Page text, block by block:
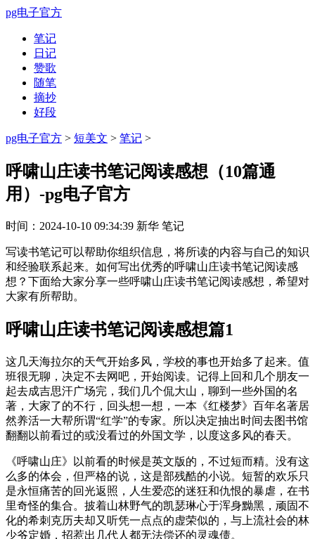
pg电子官方
笔记
日记
赞歌
随笔
摘抄
好段
pg电子官方 > 短美文 > 笔记 >
呼啸山庄读书笔记阅读感想（10篇通
用）-pg电子官方
时间： 2024-10-10 09:34:39 新华 笔记
写读书笔记可以帮助你组织信息，将所读的内容与自己的知识
和经验联系起来。如何写出优秀的呼啸山庄读书笔记阅读感
想？下面给大家分享一些呼啸山庄读书笔记阅读感想，希望对
大家有所帮助。
呼啸山庄读书笔记阅读感想篇1
这几天海拉尔的天气开始多风，学校的事也开始多了起来。值
班很无聊，决定不去网吧，开始阅读。记得上回和几个朋友一
起去成吉思汗广场完，我们几个侃大山，聊到一些外国的名
著，大家了的不行，回头想一想，一本《红楼梦》百年名著居
然养活一大帮所谓“红学”的专家。所以决定抽出时间去图书馆
翻翻以前看过的或没看过的外国文学，以度这多风的春天。
《呼啸山庄》以前看的时候是英文版的，不过短而精。没有这
么多的体会，但严格的说，这是部残酷的小说。短暂的欢乐只
是永恒痛苦的回光返照，人生爱恋的迷狂和仇恨的暴虐，在书
里奇怪的集合。披着山林野气的凯瑟琳心于浑身黝黑，顽固不
化的希刺克历夫却又听凭一点点的虚荣似的，与上流社会的林
少爷定婚，招惹出几代人都无法偿还的灵魂债。